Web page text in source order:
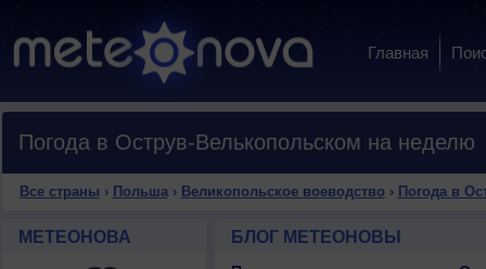
Главная
Погода в Острув-Велькопольском на неделю
Все страны › Польша› Великопольское воеводство › Погода в
МЕТЕОНОВА БЛОГ МЕТЕОНОВЫ